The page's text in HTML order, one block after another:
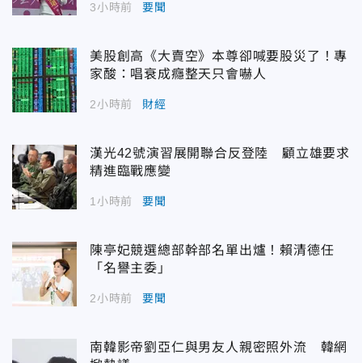
3小時前 要聞
美股創高《大賣空》本尊卻喊要股災了！專
家酸：唱衰成癮整天只會嚇人
2小時前 財經
漢光42號演習展開聯合反登陸 顧立雄要求
精進臨戰應變
1小時前 要聞
陳亭妃競選總部幹部名單出爐！賴清德任
「名譽主委」
2小時前 要聞
南韓影帝劉亞仁與男友人親密照外流 韓網